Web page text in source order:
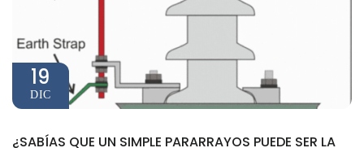
19
DIC
¿SABÍAS QUE UN SIMPLE PARARRAYOS PUEDE SER LA